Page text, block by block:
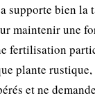
supporte bien la
maintenir une
fertilisation
plante
et ne